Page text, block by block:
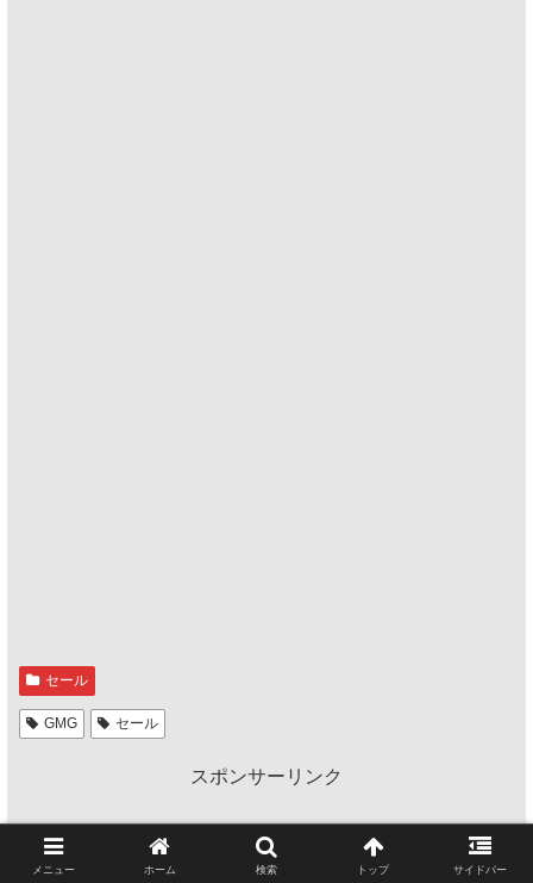
セール
GMG セール
スポンサーリンク
メニュー ホーム 検索 トップ サイドバー